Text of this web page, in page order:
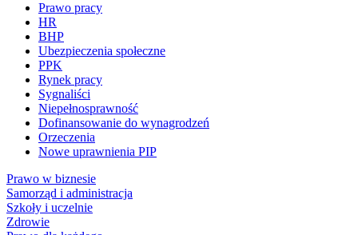
Prawo pracy
HR
BHP
Ubezpieczenia społeczne
PPK
Rynek pracy
Sygnaliści
Niepełnosprawność
Dofinansowanie do wynagrodzeń
Orzeczenia
Nowe uprawnienia PIP
Prawo w biznesie
Samorząd i administracja
Szkoły i uczelnie
Zdrowie